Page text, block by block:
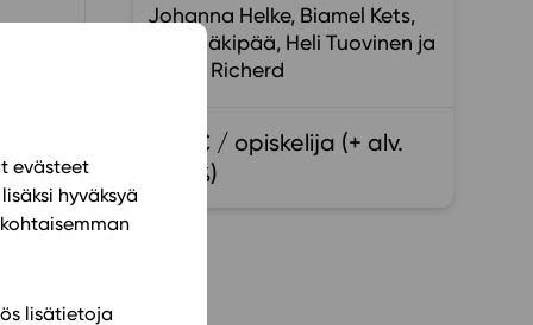
evästeet
hyväksyä
lisätietoja
Johanna Helke Biamel Kets
Toni Mäkipää Heli Tuovinen
Xavier Richerd
9,00 € / opiskelija (+ alv.
13,5 %)